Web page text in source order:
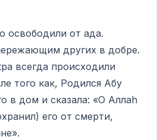
освободили от ада.
других в добре.
всегда происходили
того как, Родился Абу
в дом и сказала: «О Аллаh
его от смерти,